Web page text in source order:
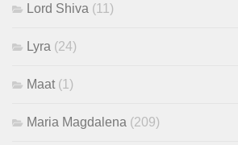
Lord Shiva (11)
Lyra (24)
Maat (1)
Maria Magdalena (209)